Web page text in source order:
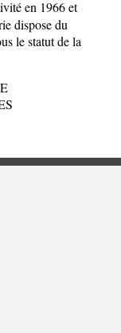
en 1966 et
dispose du
le statut de la